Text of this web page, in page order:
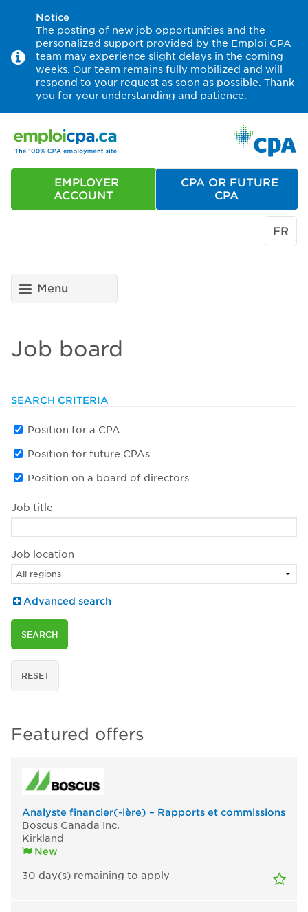
Notice
The posting of new job opportunities and the
personalized support provided by the Emploi CPA
team may experience slight delays in the coming
weeks. Our team remains fully mobilized and will
respond to your request as soon as possible. Thank
you for your understanding and patience.
EMPLOYER
ACCOUNT
CPA OR FUTURE
CPA
FR
Menu
Job board
SEARCH CRITERIA
Position for a CPA
Position for future CPAs
Position on a board of directors
Job title
Job location
Advanced search
SEARCH
RESET
Featured offers
Analyste financier(-ière) – Rapports et commissions
Boscus Canada Inc.
Kirkland
New
30 day(s) remaining to apply